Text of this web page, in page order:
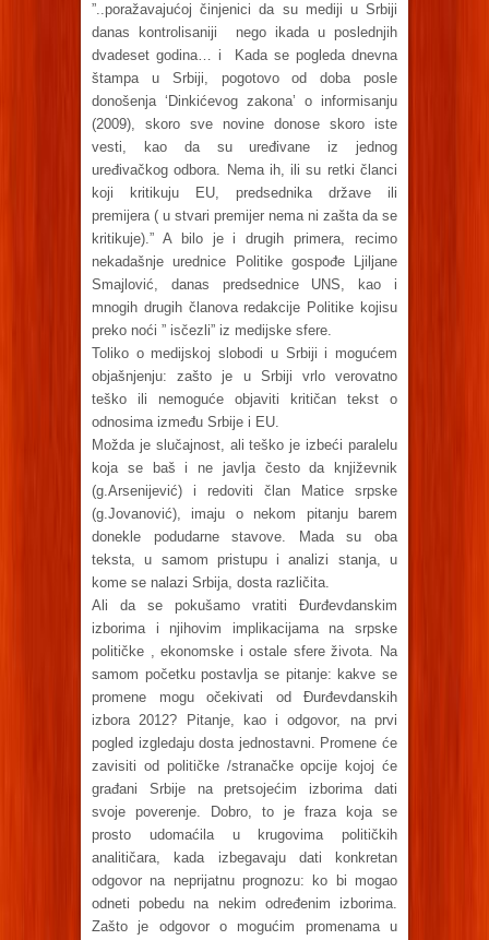
”..poražavajućoj činjenici da su mediji u Srbiji
danas kontrolisaniji nego ikada u poslednjih
dvadeset godina… i Kada se pogleda dnevna
štampa u Srbiji, pogotovo od doba posle
donošenja ‘Dinkićevog zakona’ o informisanju
(2009), skoro sve novine donose skoro iste
vesti, kao da su uređivane iz jednog
uređivačkog odbora. Nema ih, ili su retki članci
koji kritikuju EU, predsednika države ili
premijera ( u stvari premijer nema ni zašta da se
kritikuje).” A bilo je i drugih primera, recimo
nekadašnje urednice Politike gospođe Ljiljane
Smajlović, danas predsednice UNS, kao i
mnogih drugih članova redakcije Politike kojisu
preko noći ” isčezli” iz medijske sfere.
Toliko o medijskoj slobodi u Srbiji i mogućem
objašnjenju: zašto je u Srbiji vrlo verovatno
teško ili nemoguće objaviti kritičan tekst o
odnosima između Srbije i EU.
Možda je slučajnost, ali teško je izbeći paralelu
koja se baš i ne javlja često da književnik
(g.Arsenijević) i redoviti član Matice srpske
(g.Jovanović), imaju o nekom pitanju barem
donekle podudarne stavove. Mada su oba
teksta, u samom pristupu i analizi stanja, u
kome se nalazi Srbija, dosta različita.
Ali da se pokušamo vratiti Đurđevdanskim
izborima i njihovim implikacijama na srpske
političke , ekonomske i ostale sfere života. Na
samom početku postavlja se pitanje: kakve se
promene mogu očekivati od Đurđevdanskih
izbora 2012? Pitanje, kao i odgovor, na prvi
pogled izgledaju dosta jednostavni. Promene će
zavisiti od političke /stranačke opcije kojoj će
građani Srbije na pretsojećim izborima dati
svoje poverenje. Dobro, to je fraza koja se
prosto udomaćila u krugovima političkih
analitičara, kada izbegavaju dati konkretan
odgovor na neprijatnu prognozu: ko bi mogao
odneti pobedu na nekim određenim izborima.
Zašto je odgovor o mogućim promenama u